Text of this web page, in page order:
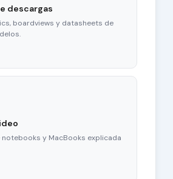
descargas
boardviews y datasheets de
notebooks y MacBooks explicada